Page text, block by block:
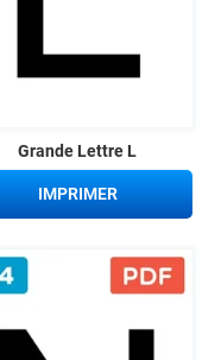
Grande Lettre L
IMPRIMER